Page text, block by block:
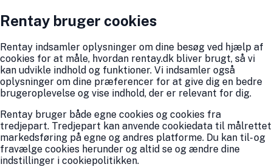
Rentay bruger cookies
Rentay indsamler oplysninger om dine besøg ved hjælp af
cookies for at måle, hvordan rentay.dk bliver brugt, så vi
kan udvikle indhold og funktioner. Vi indsamler også
oplysninger om dine præferencer for at give dig en bedre
brugeroplevelse og vise indhold, der er relevant for dig.
Rentay bruger både egne cookies og cookies fra
tredjepart. Tredjepart kan anvende cookiedata til målrettet
markedsføring på egne og andres platforme. Du kan til- og
fravælge cookies herunder og altid se og ændre dine
indstillinger i cookiepolitikken.